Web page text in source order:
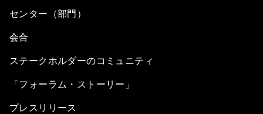
センター（部門）
会合
ステークホルダーのコミュニティ
「フォーラム・ストーリー」
プレスリリース